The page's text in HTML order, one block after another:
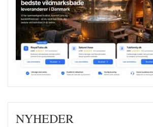
NYHEDER